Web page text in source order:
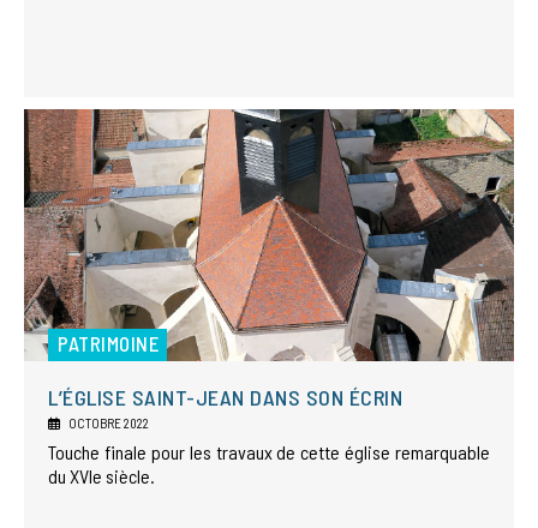
PATRIMOINE
L’ÉGLISE SAINT-JEAN DANS SON ÉCRIN
OCTOBRE 2022
Touche finale pour les travaux de cette église remarquable
du XVIe siècle.